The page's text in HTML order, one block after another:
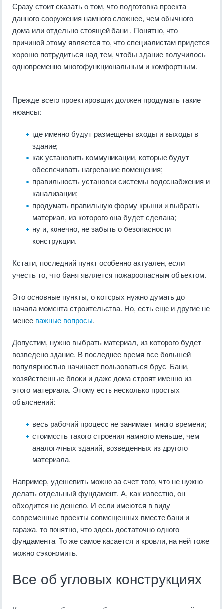
Сразу стоит сказать о том, что подготовка проекта
данного сооружения намного сложнее, чем обычного
дома или отдельно стоящей бани . Понятно, что
причиной этому является то, что специалистам придется
хорошо потрудиться над тем, чтобы здание получилось
одновременно многофункциональным и комфортным.
Прежде всего проектировщик должен продумать такие
нюансы:
где именно будут размещены входы и выходы в
здание;
как установить коммуникации, которые будут
обеспечивать нагревание помещения;
правильность установки системы водоснабжения и
канализации;
продумать правильную форму крыши и выбрать
материал, из которого она будет сделана;
ну и, конечно, не забыть о безопасности
конструкции.
Кстати, последний пункт особенно актуален, если
учесть то, что баня является пожароопасным объектом.
Это основные пункты, о которых нужно думать до
начала момента строительства. Но, есть еще и другие не
менее важные вопросы.
Допустим, нужно выбрать материал, из которого будет
возведено здание. В последнее время все большей
популярностью начинает пользоваться брус. Бани,
хозяйственные блоки и даже дома строят именно из
этого материала. Этому есть несколько простых
объяснений:
весь рабочий процесс не занимает много времени;
стоимость такого строения намного меньше, чем
аналогичных зданий, возведенных из другого
материала.
Например, удешевить можно за счет того, что не нужно
делать отдельный фундамент. А, как известно, он
обходится не дешево. И если имеются в виду
современные проекты совмещенных вместе бани и
гаража, то понятно, что здесь достаточно одного
фундамента. То же самое касается и кровли, на ней тоже
можно сэкономить.
Все об угловых конструкциях